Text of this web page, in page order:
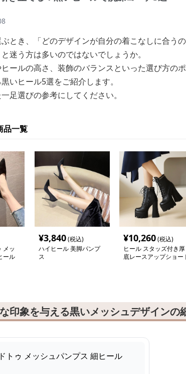
とき、「どのデザインが自分の着こなしに合う
迷う方は多いのではないでしょうか。
ールの高さ、装飾のバランスといった選び方の
いヒール5選をご紹介します。
足選びの参考にしてください。
品一覧
メッ
ール
¥3,840(税込)
ハイヒール 美脚パンプ
ス
¥10,260(税込)
ヒール スタッズ付き厚
底レースアップショー
印象を与える黒いメッシュデザインの